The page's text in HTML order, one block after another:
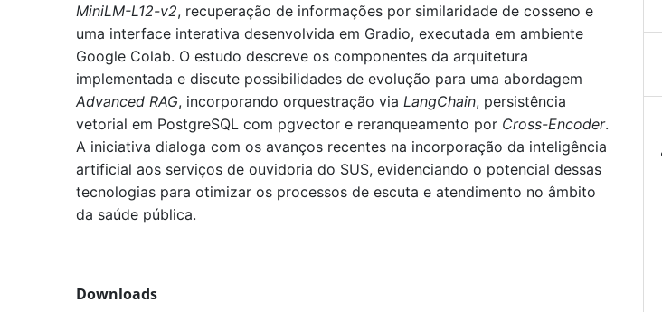
MiniLM-L12-v2, recuperação de informações por similaridade de cosseno e
uma interface interativa desenvolvida em Gradio, executada em ambiente
Google Colab. O estudo descreve os componentes da arquitetura
implementada e discute possibilidades de evolução para uma abordagem
Advanced RAG, incorporando orquestração via LangChain, persistência
vetorial em PostgreSQL com pgvector e reranqueamento por Cross-Encoder.
A iniciativa dialoga com os avanços recentes na incorporação da inteligência
artificial aos serviços de ouvidoria do SUS, evidenciando o potencial dessas
tecnologias para otimizar os processos de escuta e atendimento no âmbito
da saúde pública.
Downloads